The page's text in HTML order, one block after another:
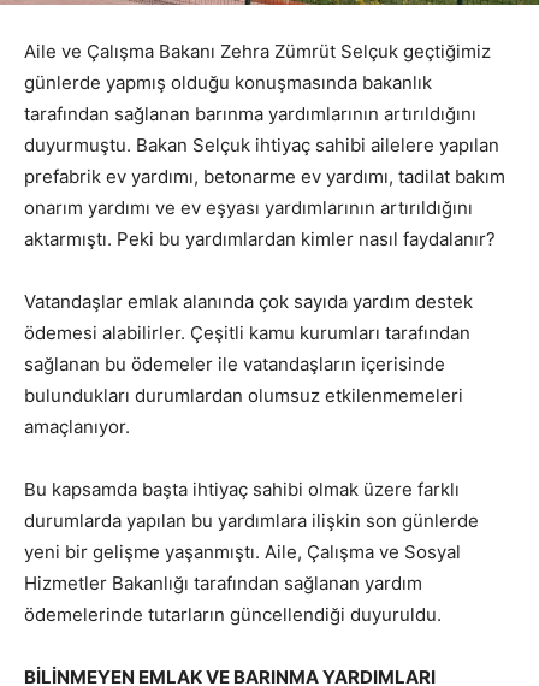
Aile ve Çalışma Bakanı Zehra Zümrüt Selçuk geçtiğimiz
günlerde yapmış olduğu konuşmasında bakanlık
tarafından sağlanan barınma yardımlarının artırıldığını
duyurmuştu. Bakan Selçuk ihtiyaç sahibi ailelere yapılan
prefabrik ev yardımı, betonarme ev yardımı, tadilat bakım
onarım yardımı ve ev eşyası yardımlarının artırıldığını
aktarmıştı. Peki bu yardımlardan kimler nasıl faydalanır?
Vatandaşlar emlak alanında çok sayıda yardım destek
ödemesi alabilirler. Çeşitli kamu kurumları tarafından
sağlanan bu ödemeler ile vatandaşların içerisinde
bulundukları durumlardan olumsuz etkilenmemeleri
amaçlanıyor.
Bu kapsamda başta ihtiyaç sahibi olmak üzere farklı
durumlarda yapılan bu yardımlara ilişkin son günlerde
yeni bir gelişme yaşanmıştı. Aile, Çalışma ve Sosyal
Hizmetler Bakanlığı tarafından sağlanan yardım
ödemelerinde tutarların güncellendiği duyuruldu.
BİLİNMEYEN EMLAK VE BARINMA YARDIMLARI